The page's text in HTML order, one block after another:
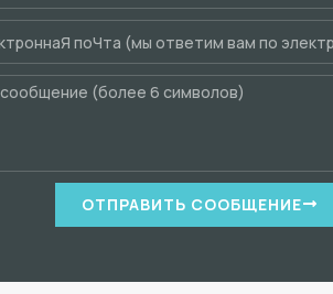
ОТПРАВИТЬ СООБЩЕНИЕ